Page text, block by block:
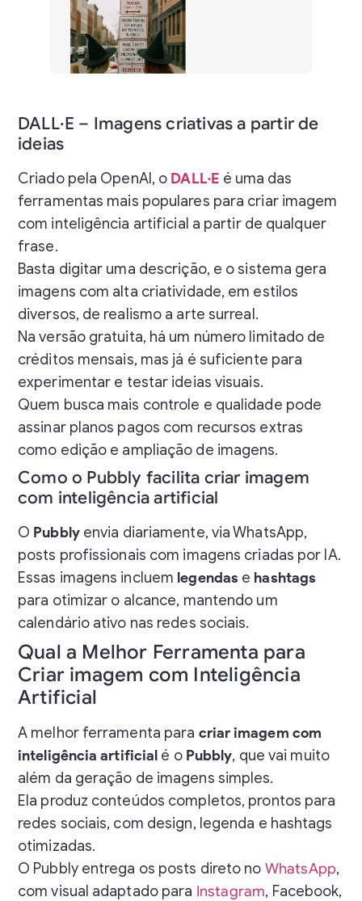
DALL·E – Imagens criativas a partir de
ideias
Criado pela OpenAI, o DALL·E é uma das
ferramentas mais populares para criar imagem
com inteligência artificial a partir de qualquer
frase.
Basta digitar uma descrição, e o sistema gera
imagens com alta criatividade, em estilos
diversos, de realismo a arte surreal.
Na versão gratuita, há um número limitado de
créditos mensais, mas já é suficiente para
experimentar e testar ideias visuais.
Quem busca mais controle e qualidade pode
assinar planos pagos com recursos extras
como edição e ampliação de imagens.
Como o Pubbly facilita criar imagem
com inteligência artificial
O Pubblyenvia diariamente, via WhatsApp,
posts profissionais com imagens criadas por IA.
Essas imagens incluem legendas e hashtags
para otimizar o alcance, mantendo um
calendário ativo nas redes sociais.
Qual a Melhor Ferramenta para
Criar imagem com Inteligência
Artificial
A melhor ferramenta para criar imagem com
inteligência artificial é o Pubbly, que vai muito
além da geração de imagens simples.
Ela produz conteúdos completos, prontos para
redes sociais, com design, legenda e hashtags
otimizadas.
O Pubbly entrega os posts direto no WhatsApp,
com visual adaptado para Instagram, Facebook,